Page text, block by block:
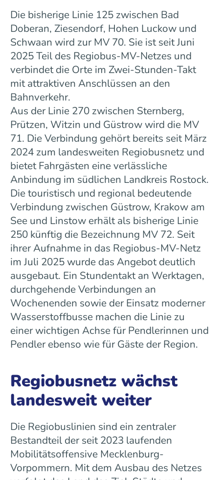
Die bisherige Linie 125 zwischen Bad
Doberan, Ziesendorf, Hohen Luckow und
Schwaan wird zur MV 70. Sie ist seit Juni
2025 Teil des Regiobus-MV-Netzes und
verbindet die Orte im Zwei-Stunden-Takt
mit attraktiven Anschlüssen an den
Bahnverkehr.
Aus der Linie 270 zwischen Sternberg,
Prützen, Witzin und Güstrow wird die MV
71. Die Verbindung gehört bereits seit März
2024 zum landesweiten Regiobusnetz und
bietet Fahrgästen eine verlässliche
Anbindung im südlichen Landkreis Rostock.
Die touristisch und regional bedeutende
Verbindung zwischen Güstrow, Krakow am
See und Linstow erhält als bisherige Linie
250 künftig die Bezeichnung MV 72. Seit
ihrer Aufnahme in das Regiobus-MV-Netz
im Juli 2025 wurde das Angebot deutlich
ausgebaut. Ein Stundentakt an Werktagen,
durchgehende Verbindungen an
Wochenenden sowie der Einsatz moderner
Wasserstoffbusse machen die Linie zu
einer wichtigen Achse für Pendlerinnen und
Pendler ebenso wie für Gäste der Region.
Regiobusnetz wächst
landesweit weiter
Die Regiobuslinien sind ein zentraler
Bestandteil der seit 2023 laufenden
Mobilitätsoffensive Mecklenburg-
Vorpommern. Mit dem Ausbau des Netzes